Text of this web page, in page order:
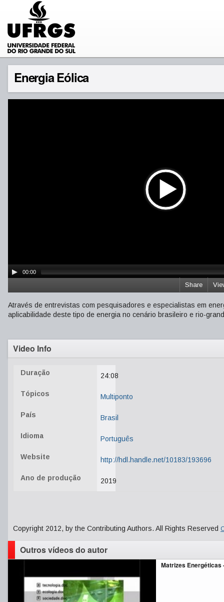
Energia Eólica
00:00
Share
Através de entrevistas com pesquisadores e especialistas em
aplicabilidade deste tipo de energia no cenário brasileiro e rio-
Video Info
Duração 24:08
Tópicos Multiponto
País Brasil
Idioma Português
Website http://hdl.handle.net/10183/193696
Ano de produção 2019
Copyright 2012, by the Contributing Authors. All Rights Reserved
Outros vídeos do autor
Matrizes Energéticas